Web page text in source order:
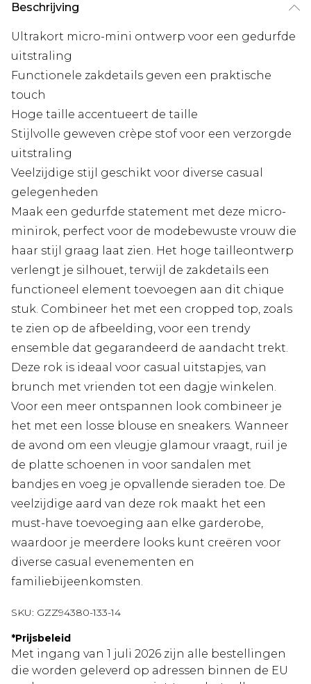
Beschrijving
Ultrakort micro-mini ontwerp voor een gedurfde
uitstraling
Functionele zakdetails geven een praktische
touch
Hoge taille accentueert de taille
Stijlvolle geweven crèpe stof voor een verzorgde
uitstraling
Veelzijdige stijl geschikt voor diverse casual
gelegenheden
Maak een gedurfde statement met deze micro-
minirok, perfect voor de modebewuste vrouw die
haar stijl graag laat zien. Het hoge tailleontwerp
verlengt je silhouet, terwijl de zakdetails een
functioneel element toevoegen aan dit chique
stuk. Combineer het met een cropped top, zoals
te zien op de afbeelding, voor een trendy
ensemble dat gegarandeerd de aandacht trekt.
Deze rok is ideaal voor casual uitstapjes, van
brunch met vrienden tot een dagje winkelen.
Voor een meer ontspannen look combineer je
het met een losse blouse en sneakers. Wanneer
de avond om een vleugje glamour vraagt, ruil je
de platte schoenen in voor sandalen met
bandjes en voeg je opvallende sieraden toe. De
veelzijdige aard van deze rok maakt het een
must-have toevoeging aan elke garderobe,
waardoor je meerdere looks kunt creëren voor
diverse casual evenementen en
familiebijeenkomsten.
SKU: GZZ94380-133-14
*Prijsbeleid
Met ingang van 1 juli 2026 zijn alle bestellingen
die worden geleverd op adressen binnen de EU